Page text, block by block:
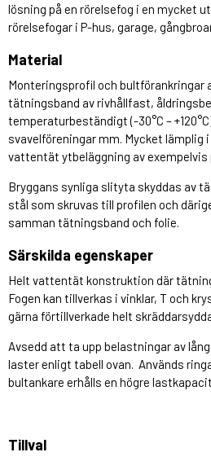
lösning på en rörelsefog i en mycket
rörelsefogar i P-hus, garage,
Material
Monteringsprofil och bultförankringar
tätningsband av rivhållfast,
temperaturbeständigt (-30°C –
svavelföreningar mm. Mycket lämplig
vattentät ytbeläggning av exempelvis
Bryggans synliga slityta skyddas av
stål som skruvas till profilen och
samman tätningsband och folie.
Särskilda egenskaper
Helt vattentät konstruktion där
Fogen kan tillverkas i vinklar, T och
gärna förtillverkade helt
Avsedd att ta upp belastningar av
laster enligt tabell ovan. Används
bultankare erhålls en högre
Tillval